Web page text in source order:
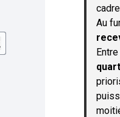
Au